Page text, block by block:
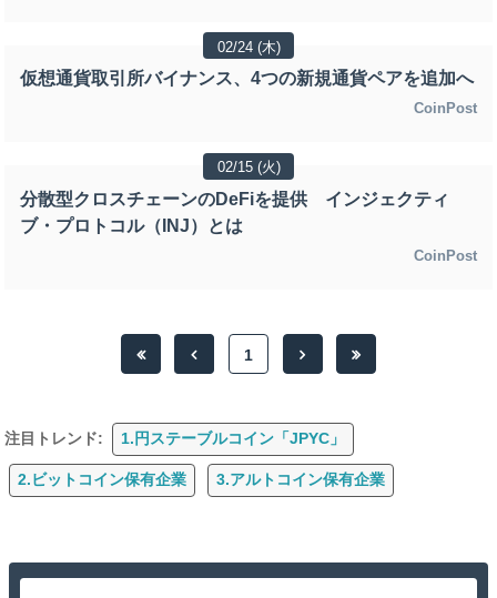
続きを見る
02/24 (木)
仮想通貨取引所バイナンス、4つの新規通貨ペアを追加へ
CoinPost
02/15 (火)
分散型クロスチェーンのDeFiを提供 インジェクティ
ブ・プロトコル（INJ）とは
CoinPost
1
注目トレンド: 1.円ステーブルコイン「JPYC」
2.ビットコイン保有企業 3.アルトコイン保有企業